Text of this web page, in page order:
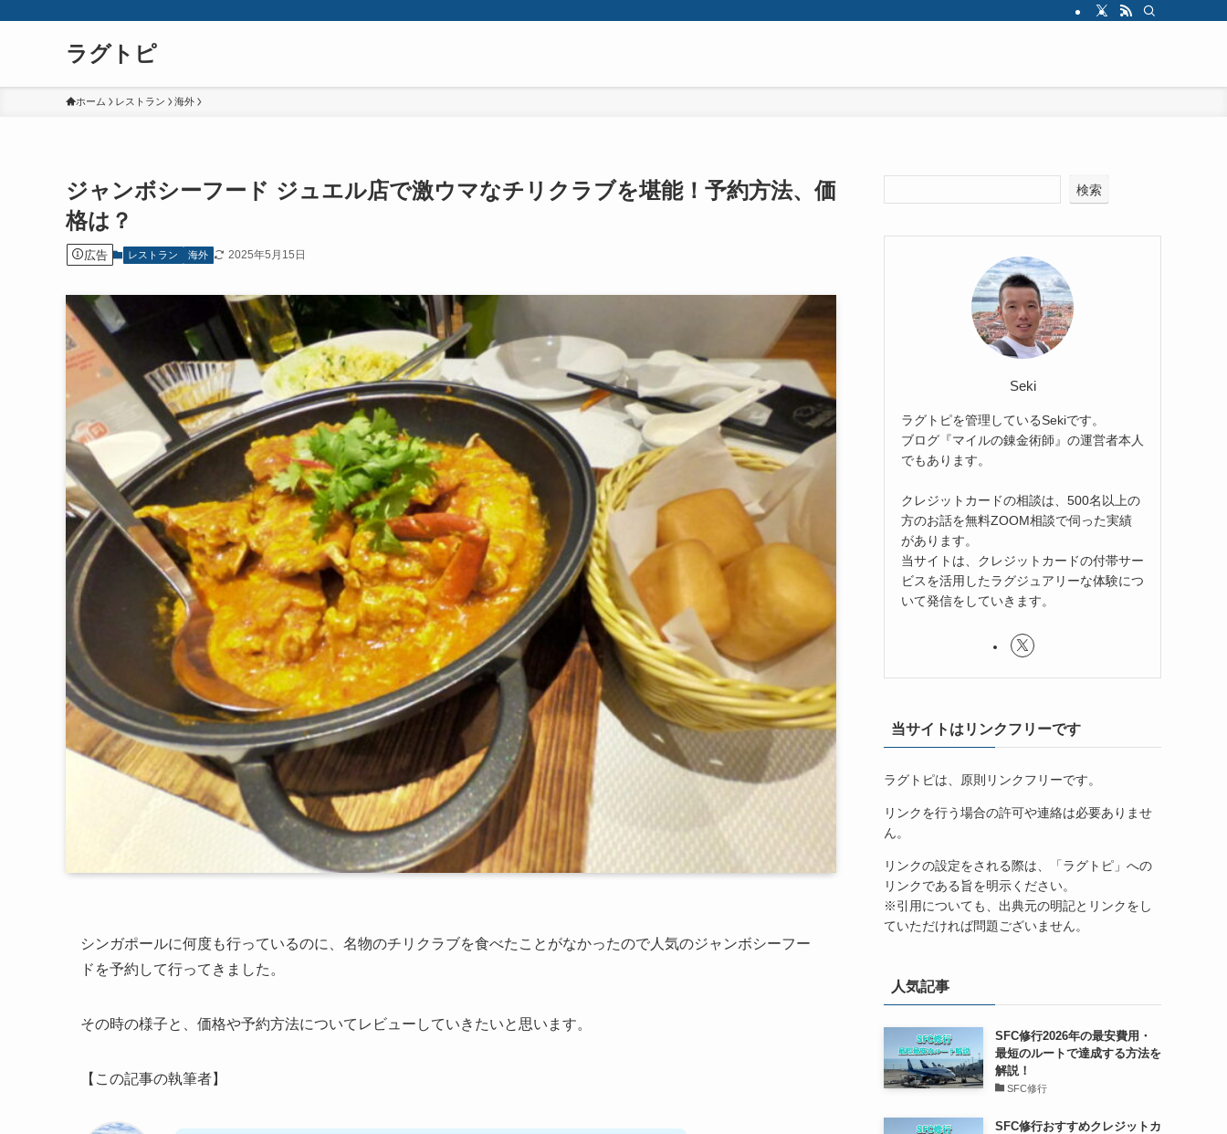
ラグトピ
ホーム レストラン 海外
ジャンボシーフード ジュエル店で激ウマなチリクラブを堪能！予約方法、価
格は？
広告 レストラン 海外 2025年5月15日
シンガポールに何度も行っているのに、名物のチリクラブを食べたことがなかったので人気のジャンボシーフー
ドを予約して行ってきました。
その時の様子と、価格や予約方法についてレビューしていきたいと思います。
【この記事の執筆者】
検索
Seki
ラグトピを管理しているSekiです。
ブログ『マイルの錬金術師』の運営者本人
でもあります。
クレジットカードの相談は、500名以上の
方のお話を無料ZOOM相談で伺った実績
があります。
当サイトは、クレジットカードの付帯サー
ビスを活用したラグジュアリーな体験につ
いて発信をしていきます。
当サイトはリンクフリーです
ラグトピは、原則リンクフリーです。
リンクを行う場合の許可や連絡は必要ありませ
ん。
リンクの設定をされる際は、「ラグトピ」への
リンクである旨を明示ください。
※引用についても、出典元の明記とリンクをし
ていただければ問題ございません。
人気記事
SFC修行2026年の最安費用・
最短のルートで達成する方法を
解説！
SFC修行
SFC修行おすすめクレジットカ